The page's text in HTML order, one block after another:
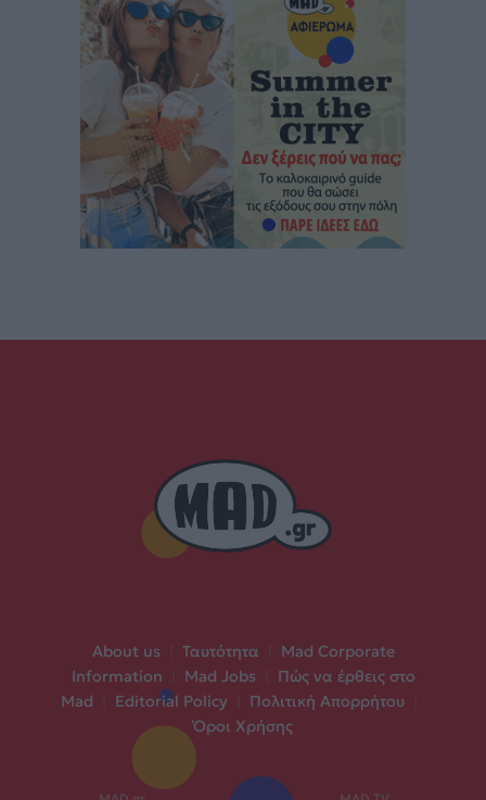
About us Ταυτότητα
Mad Corporate
Information
Mad Jobs
Πώς να έρθεις στο
Mad
Editorial Policy Πολιτική Απορρήτου
Όροι Χρήσης